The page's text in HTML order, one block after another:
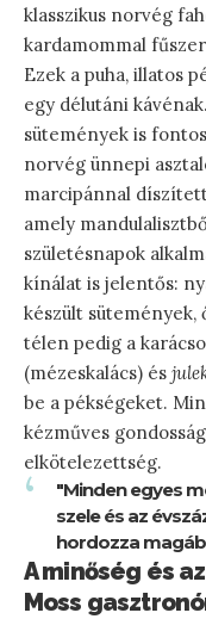
klasszikus norvég
kardamommal
Ezek a puha, illatos
egy délutáni
sütemények is
norvég ünnepi
marcipánnal
amely
születésnapok
kínálat is jelentős:
készült sütemények,
télen pedig a
(mézeskalács) és
be a pékségeket.
kézműves
elkötelezettség.
"Minden egyes
szele és az
hordozza
A minőség és
Moss